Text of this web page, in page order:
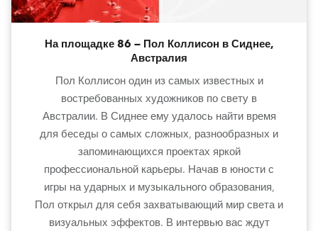
На площадке 86 — Пол Коллисон в Сиднее,
Австралия
Пол Коллисон один из самых известных и
востребованных художников по свету в
Австралии. В Сиднее ему удалось найти время
для беседы о самых сложных, разнообразных и
запоминающихся проектах яркой
профессиональной карьеры. Начав в юности с
игры на ударных и музыкального образования,
Пол открыл для себя захватывающий мир света и
визуальных эффектов. В интервью вас ждут